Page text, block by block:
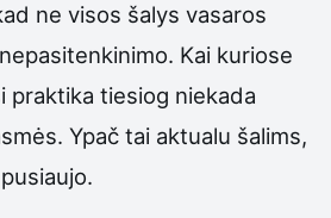
ne visos šalys vasaros
Kai kuriose
praktika tiesiog niekada
Ypač tai aktualu šalims,